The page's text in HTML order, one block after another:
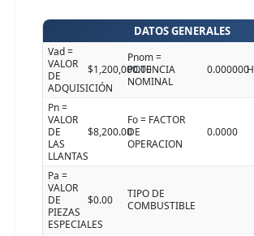
DATOS GENERALES
Vad =
VALOR
DE
ADQUISICIÓN
$1,200,000.00
Pnom =
POTENCIA
NOMINAL
0.000000
Pn =
VALOR
DE
LAS
LLANTAS
$8,200.00
Fo = FACTOR
DE
OPERACION
0.0000
Pa =
VALOR
DE
PIEZAS
ESPECIALES
$0.00
TIPO DE
COMBUSTIBLE